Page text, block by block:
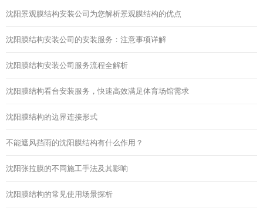
沈阳景观膜结构安装公司为您解析景观膜结构的优点
沈阳膜结构安装公司的安装服务：注意事项详解
沈阳膜结构安装公司服务流程全解析
沈阳膜结构看台安装服务，快速高效满足体育场馆需求
沈阳膜结构的边界连接形式
不能遮风挡雨的沈阳膜结构有什么作用？
沈阳张拉膜的不同施工手法及其影响
沈阳膜结构的常见使用场景探析